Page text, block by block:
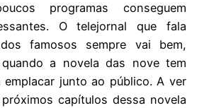
programas conseguem
O telejornal que fala
famosos sempre vai bem,
quando a novela das nove tem
emplacar junto ao público. A ver
capítulos dessa novela